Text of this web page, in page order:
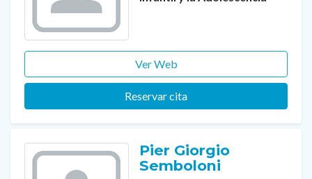
Ver Web
Reservar cita
Pier Giorgio
Semboloni